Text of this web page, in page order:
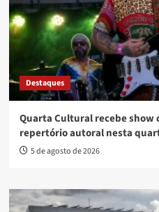
Destaques
Quarta Cultural recebe show
repertório autoral nesta
5 de agosto de 2026